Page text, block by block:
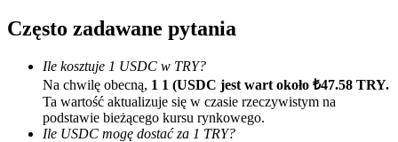
Afiliaci Bitrue
Aż do 65% prowizji!
Często zadawane pytania
Ile kosztuje 1 USDC w TRY?
Na chwilę obecną, 1 1 (USDC jest wart około ₺47.58 TRY.
Ta wartość aktualizuje się w czasie rzeczywistym na
podstawie bieżącego kursu rynkowego.
Ile USDC mogę dostać za 1 TRY?